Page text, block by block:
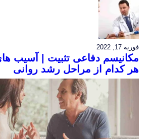
فوریه 17, 2022
مکانیسم دفاعی تثبیت | آسیب
هر کدام از مراحل رشد روانی